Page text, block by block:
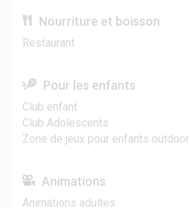
Nourriture et boisson
Restaurant
Pour les enfants
Club enfant
Club Adolescents
Zone de jeux pour enfants outdoor
Animations
Animations adultes